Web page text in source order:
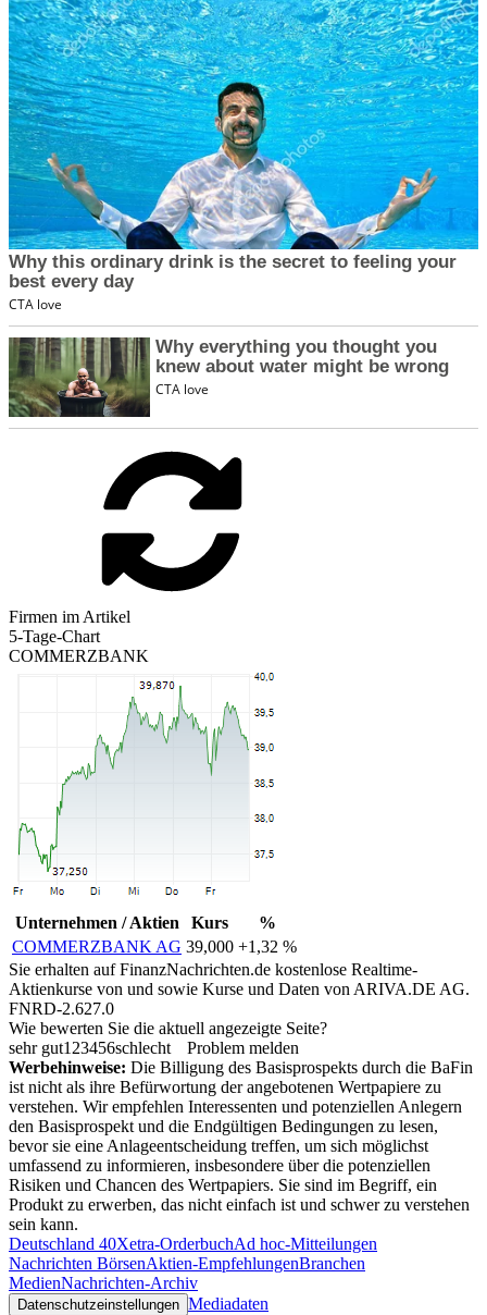
Firmen im Artikel
5-Tage-Chart
COMMERZBANK
Unternehmen / Aktien Kurs
%
COMMERZBANK AG 39,000 +1,32 %
Sie erhalten auf FinanzNachrichten.de kostenlose Realtime-
Aktienkurse von und sowie Kurse und Daten von ARIVA.DE AG.
FNRD-2.627.0
Wie bewerten Sie die aktuell angezeigte Seite?
sehr gut1 23456schlecht
Problem melden
Werbehinweise: Die Billigung des Basisprospekts durch die BaFin
ist nicht als ihre Befürwortung der angebotenen Wertpapiere zu
verstehen. Wir empfehlen Interessenten und potenziellen Anlegern
den Basisprospekt und die Endgültigen Bedingungen zu lesen,
bevor sie eine Anlageentscheidung treffen, um sich möglichst
umfassend zu informieren, insbesondere über die potenziellen
Risiken und Chancen des Wertpapiers. Sie sind im Begriff, ein
Produkt zu erwerben, das nicht einfach ist und schwer zu verstehen
sein kann.
Deutschland 40Xetra-OrderbuchAd hoc-Mitteilungen
Nachrichten BörsenAktien-EmpfehlungenBranchen
MedienNachrichten-Archiv
Datenschutzeinstellungen Mediadaten